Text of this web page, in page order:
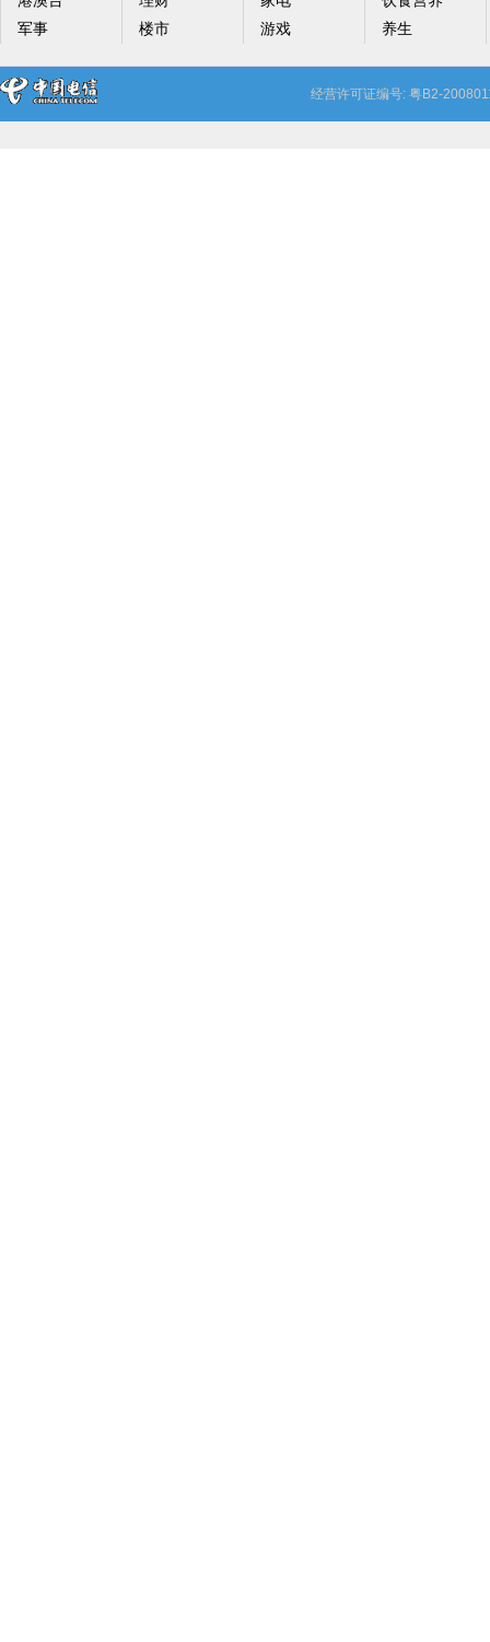
军事
楼市
游戏
养生
经营许可证编号: 粤B2-